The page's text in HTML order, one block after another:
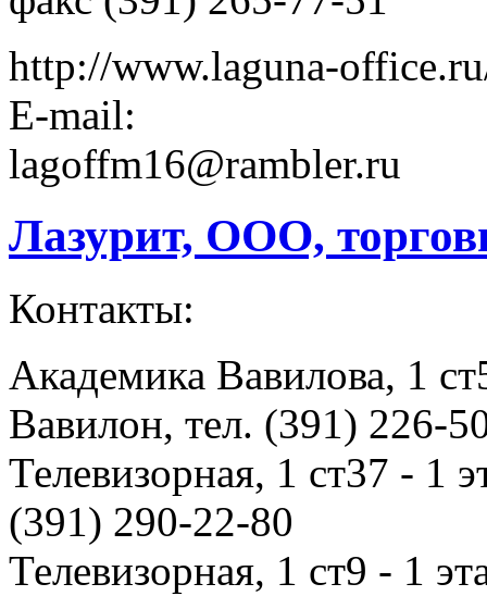
http://www.laguna-
E-mail:
lagoffm16@rambler.ru
Лазурит, ООО,
Контакты:
Академика Вавилова, 1
Вавилон, тел. (391) 226-
Телевизорная, 1 ст37 - 1
(391) 290-22-80
Телевизорная, 1 ст9 - 1